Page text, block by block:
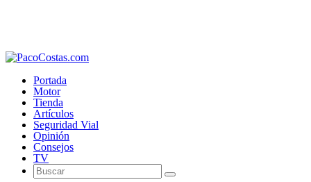
Portada
Motor
Tienda
Artículos
Seguridad Vial
Opinión
Consejos
TV